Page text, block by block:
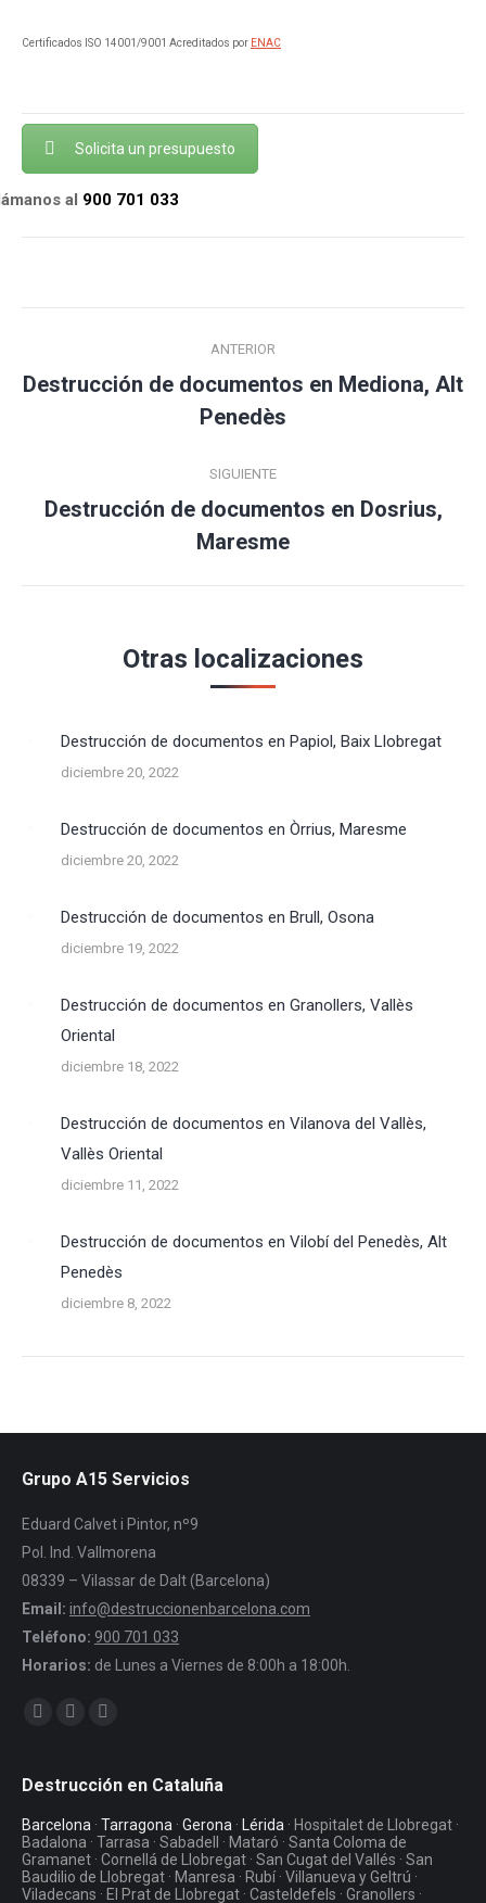
Certificados ISO 14001/9001 Acreditados por ENAC
Solicita un presupuesto
al 900 701 033
entre
publicaciones
ANTERIOR
Publicación
anterior:
Destrucción de documentos en Mediona, Alt
Penedès
SIGUIENTE
Publicación
siguiente:
Destrucción de documentos en Dosrius,
Maresme
Otras localizaciones
Destrucción de documentos en Papiol, Baix Llobregat
diciembre 20, 2022
Destrucción de documentos en Òrrius, Maresme
diciembre 20, 2022
Destrucción de documentos en Brull, Osona
diciembre 19, 2022
Destrucción de documentos en Granollers, Vallès
Oriental
diciembre 18, 2022
Destrucción de documentos en Vilanova del Vallès,
Vallès Oriental
diciembre 11, 2022
Destrucción de documentos en Vilobí del Penedès, Alt
Penedès
diciembre 8, 2022
Grupo A15 Servicios
Eduard Calvet i Pintor, nº9
Pol. Ind. Vallmorena
08339 – Vilassar de Dalt (Barcelona)
Email: info@destruccionenbarcelona.com
Teléfono: 900 701 033
Horarios: de Lunes a Viernes de 8:00h a 18:00h.
Encuéntranos en:
Destrucción en Cataluña
Barcelona · Tarragona · Gerona · Lérida · Hospitalet de Llobregat ·
Badalona · Tarrasa · Sabadell · Mataró · Santa Coloma de
Gramanet · Cornellá de Llobregat · San Cugat del Vallés · San
Baudilio de Llobregat · Manresa · Rubí · Villanueva y Geltrú ·
Viladecans · El Prat de Llobregat · Casteldefels · Granollers ·